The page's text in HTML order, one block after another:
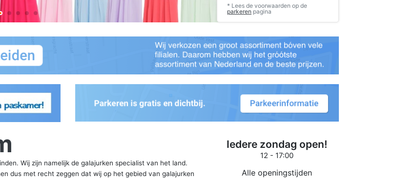
* Lees de voorwaarden op de
parkeren pagina
Wij zijn namelijk de galajurken specialist van het land.
dus met recht zeggen dat wij op het gebied van galajurken
Iedere zondag open!
12 - 17:00
Alle openingstijden